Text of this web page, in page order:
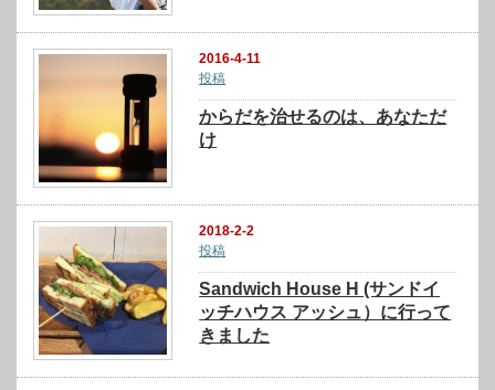
2016-4-11
投稿
からだを治せるのは、あなただ
け
2018-2-2
投稿
Sandwich House H (サンドイ
ッチハウス アッシュ）に行って
きました